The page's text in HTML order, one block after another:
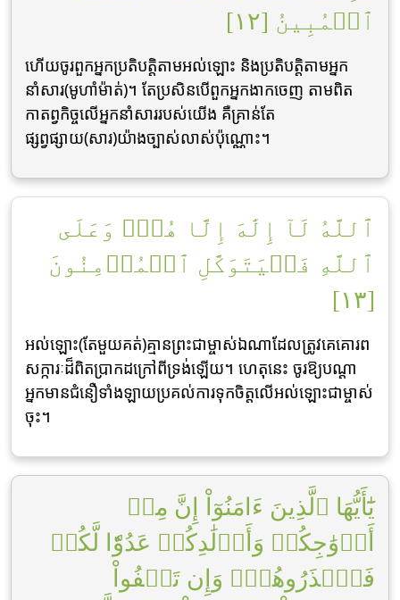
ٱلۡمُبِينُ [١٢]
ហើយចូរពួកអ្នកប្រតិបត្ដិតាមអល់ឡោះ និងប្រតិបត្ដិតាមអ្នក
នាំសារ(មូហាំម៉ាត់)។ តែប្រសិនបើពួកអ្នកងាកចេញ តាមពិត
កាតព្វកិច្ចលើអ្នកនាំសាររបស់យើង គឺគ្រាន់តែ
ផ្សព្វផ្សាយ(សារ)យ៉ាងច្បាស់លាស់ប៉ុណ្ណោះ។
ٱللَّهُ لَآ إِلَٰهَ إِلَّا هُوَۚ وَعَلَى
ٱللَّهِ فَلۡيَتَوَكَّلِ ٱلۡمُؤۡمِنُونَ
[١٣]
អល់ឡោះ(តែមួយគត់)គ្មានព្រះជាម្ចាស់ឯណាដែលត្រូវគេគោរព
សក្ការៈដ៏ពិតប្រាកដក្រៅពីទ្រង់ឡើយ។ ហេតុនេះ ចូរឱ្យបណ្ដា
អ្នកមានជំនឿទាំងឡាយប្រគល់ការទុកចិត្ដលើអល់ឡោះជាម្ចាស់
ចុះ។
يَٰٓأَيُّهَا ٱلَّذِينَ ءَامَنُوٓاْ إِنَّ مِنۡ
أَزۡوَٰجِكُمۡ وَأَوۡلَٰدِكُمۡ عَدُوّٗا لَّكُمۡ
فَٱحۡذَرُوهُمۡۚ وَإِن تَعۡفُواْ